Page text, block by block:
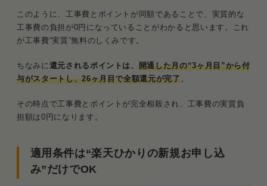
このように、工事費とポイントが同額であることで、実質的な
工事費の負担が0円になっていることがわかると思います。これ
が工事費“実質”無料のしくみです。
ちなみに 還元されるポイントは、 開通した月の“3ヶ月目”から付
与がスタートし、26ヶ月目で全額還元が完了。
その時点で工事費とポイントが完全相殺され、工事費の実質負
担額は0円になります。
適用条件は“楽天ひかりの新規お申し込
み”だけでOK